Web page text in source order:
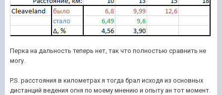
Перка на дальность теперь нет, так что полностью сравнить не
могу.
P.S. расстояния в километрах я тогда брал исходя из основных
дистанций ведения огня по моему мнению и опыту ан тот момент.